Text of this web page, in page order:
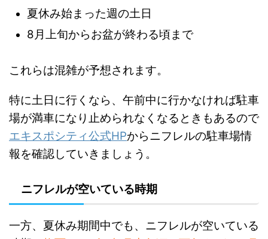
夏休み始まった週の土日
8月上旬からお盆が終わる頃まで
これらは混雑が予想されます。
特に土日に行くなら、午前中に行かなければ駐車
場が満車になり止められなくなるときもあるので
エキスポシティ公式HPからニフレルの駐車場情
報を確認していきましょう。
ニフレルが空いている時期
一方、夏休み期間中でも、ニフレルが空いている